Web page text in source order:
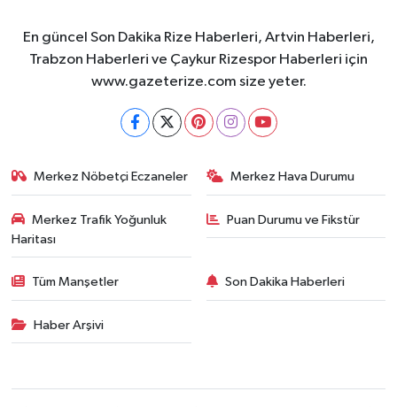
En güncel Son Dakika Rize Haberleri, Artvin Haberleri,
Trabzon Haberleri ve Çaykur Rizespor Haberleri için
www.gazeterize.com size yeter.
Merkez Nöbetçi Eczaneler Merkez Hava Durumu
Merkez Trafik Yoğunluk
Haritası
Puan Durumu ve Fikstür
Tüm Manşetler Son Dakika Haberleri
Haber Arşivi